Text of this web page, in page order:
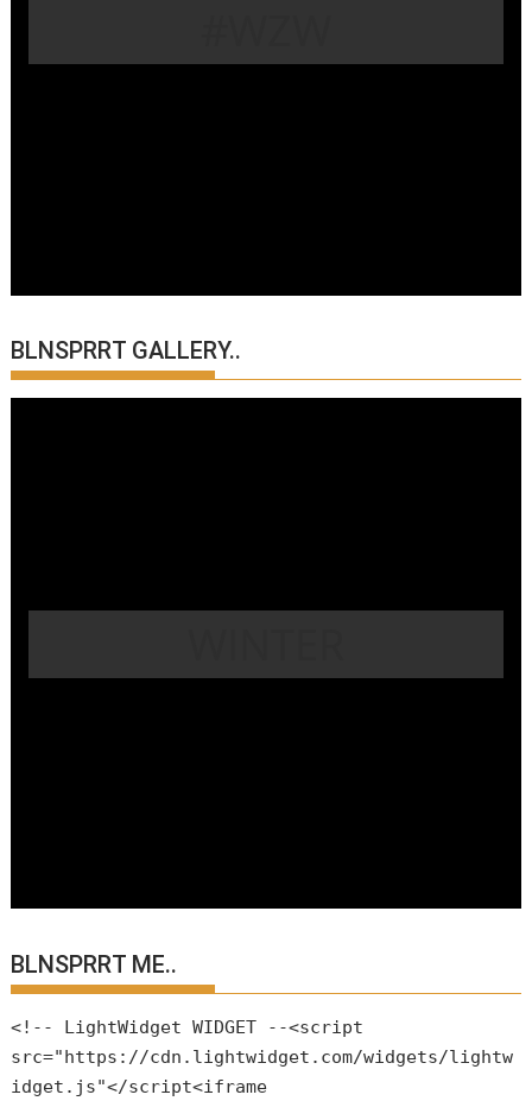
BLNSPRRT GALLERY..
BLNSPRRT ME..
<!-- LightWidget WIDGET --<script
src="https://cdn.lightwidget.com/widgets/lightw
idget.js"</script<iframe